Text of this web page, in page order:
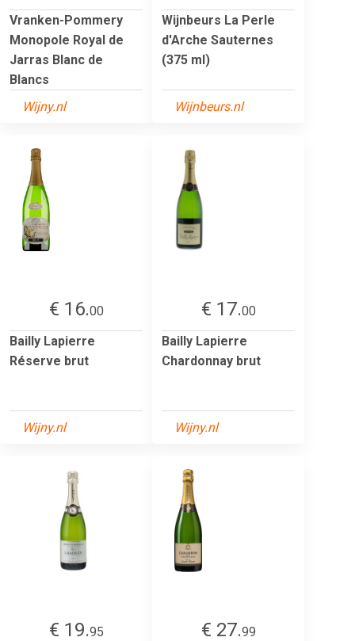
Vranken-Pommery
Monopole Royal de
Jarras Blanc de
Blancs
Wijny.nl
Wijnbeurs La Perle
d'Arche Sauternes
(375 ml)
Wijnbeurs.nl
€ 16.00
Bailly Lapierre
Réserve brut
Wijny.nl
€ 17.00
Bailly Lapierre
Chardonnay brut
Wijny.nl
€ 19.95
€ 27.99